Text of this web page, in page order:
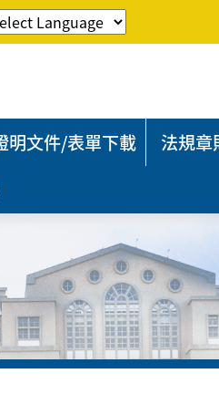
明文件/表單下載 法規章